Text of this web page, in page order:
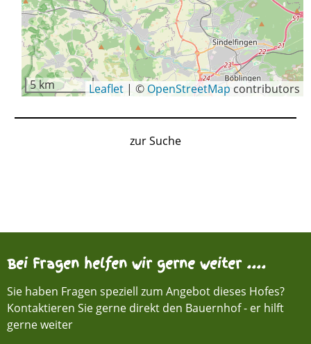
5 km Leaflet | © OpenStreetMapcontributors
zur Suche
Bei Fragen helfen wir gerne weiter ....
Sie haben Fragen speziell zum Angebot dieses Hofes?
Kontaktieren Sie gerne direkt den Bauernhof - er hilft
gerne weiter